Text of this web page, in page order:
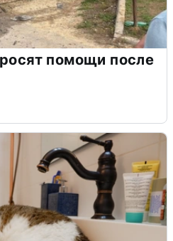
помощи после